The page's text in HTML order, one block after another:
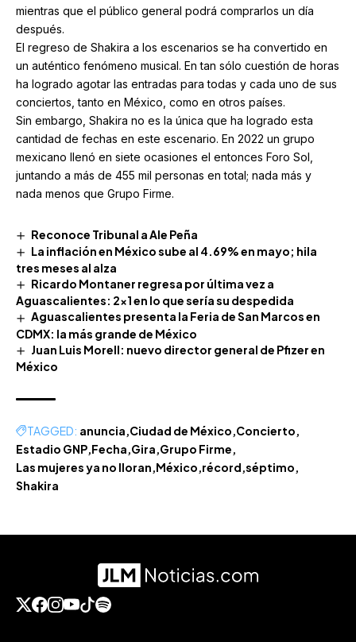
mientras que el público general podrá comprarlos un día
después.
El regreso de Shakira a los escenarios se ha convertido en
un auténtico fenómeno musical. En tan sólo cuestión de horas
ha logrado agotar las entradas para todas y cada uno de sus
conciertos, tanto en México, como en otros países.
Sin embargo, Shakira no es la única que ha logrado esta
cantidad de fechas en este escenario. En 2022 un grupo
mexicano llenó en siete ocasiones el entonces Foro Sol,
juntando a más de 455 mil personas en total; nada más y
nada menos que Grupo Firme.
Reconoce Tribunal a Ale Peña
La inflación en México sube al 4.69% en mayo; hila
tres meses al alza
Ricardo Montaner regresa por última vez a
Aguascalientes: 2×1 en lo que sería su despedida
Aguascalientes presenta la Feria de San Marcos en
CDMX: la más grande de México
Juan Luis Morell: nuevo director general de Pfizer en
México
TAGGED: anuncia Ciudad de México Concierto
Estadio GNP Fecha Gira Grupo Firme
Las mujeres ya no lloran México récord séptimo
Shakira